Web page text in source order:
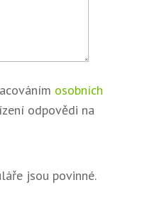
osobních
odpovědi na
jsou povinné.